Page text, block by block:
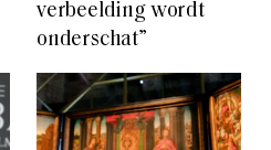
verbeelding wordt
onderschat”